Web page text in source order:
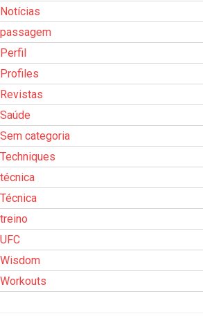
Notícias
passagem
Perfil
Profiles
Revistas
Saúde
Sem categoria
Techniques
técnica
Técnica
treino
UFC
Wisdom
Workouts